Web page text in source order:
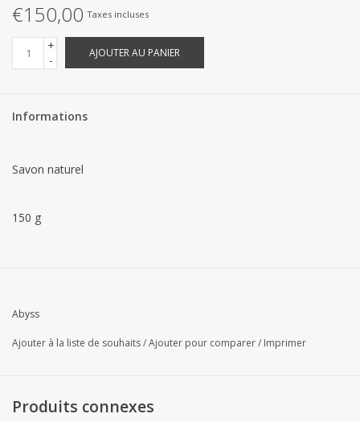
SUR MESURE
Vêtements d'intérieur et de
€150,00 Taxes incluses
+
-
AJOUTER AU PANIER
Informations
Savon naturel
150 g
Il s'agit d'un TRAVAIL SUR MESURE. / Les travaux sur mesure ne
Abyss
Ajouter à la liste de souhaits/Ajouter pour comparer/ Imprimer
Produits connexes